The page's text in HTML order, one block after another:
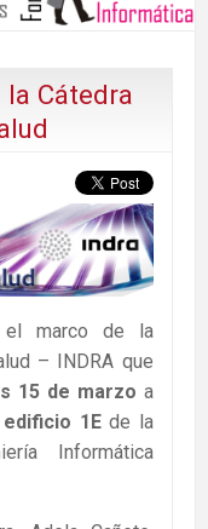
Cátedra
el marco de la
– INDRA que
15 de marzo a
1Ede la
Informática